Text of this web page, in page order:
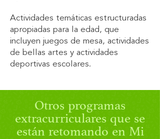
Actividades temáticas estructuradas
apropiadas para la edad, que
incluyen juegos de mesa, actividades
de bellas artes y actividades
deportivas escolares.
Otros programas
extracurriculares que se
están retomando en Mi